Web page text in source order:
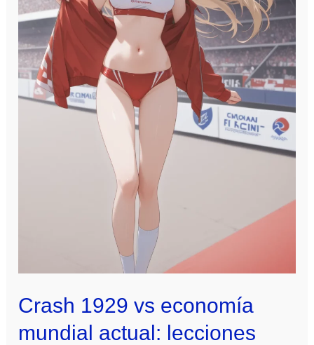
Crash 1929 vs economía
mundial actual: lecciones